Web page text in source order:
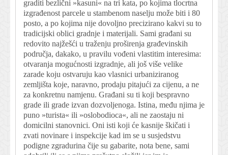
graditi bezlični »kasuni« na tri kata, po kojima tlocrtna
izgrađenost parcele u stambenom naselju može biti i 80
posto, a po kojima nije dovoljno precizirano kakvi su to
tradicijski oblici gradnje i materijali. Sami građani su
redovito najžešći u traženju proširenja građevinskih
područja, dakako, u pravilu vođeni vlastitim interesima:
otvaranja mogućnosti izgradnje, ali još više velike
zarade koju ostvaruju kao vlasnici urbaniziranog
zemljišta koje, naravno, prodaju pitajući za cijenu, a ne
za konkretnu namjenu. Građani su ti koji bespravno
grade ili grade izvan dozvoljenoga. Istina, među njima je
puno »turista« ili »oslobodioca«, ali ne zaostaju ni
domicilni stanovnici. Oni isti koji će kasnije škičati i
zvati novinare i inspekcije kad im se u susjedstvu
podigne zgradurina čije su gabarite, nota bene, sami